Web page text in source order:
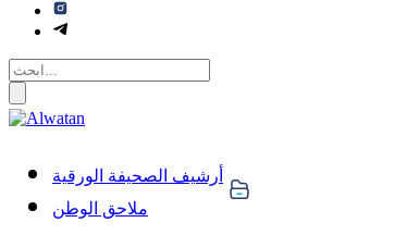
أرشيف الصحيفة الورقية
ملاحق الوطن